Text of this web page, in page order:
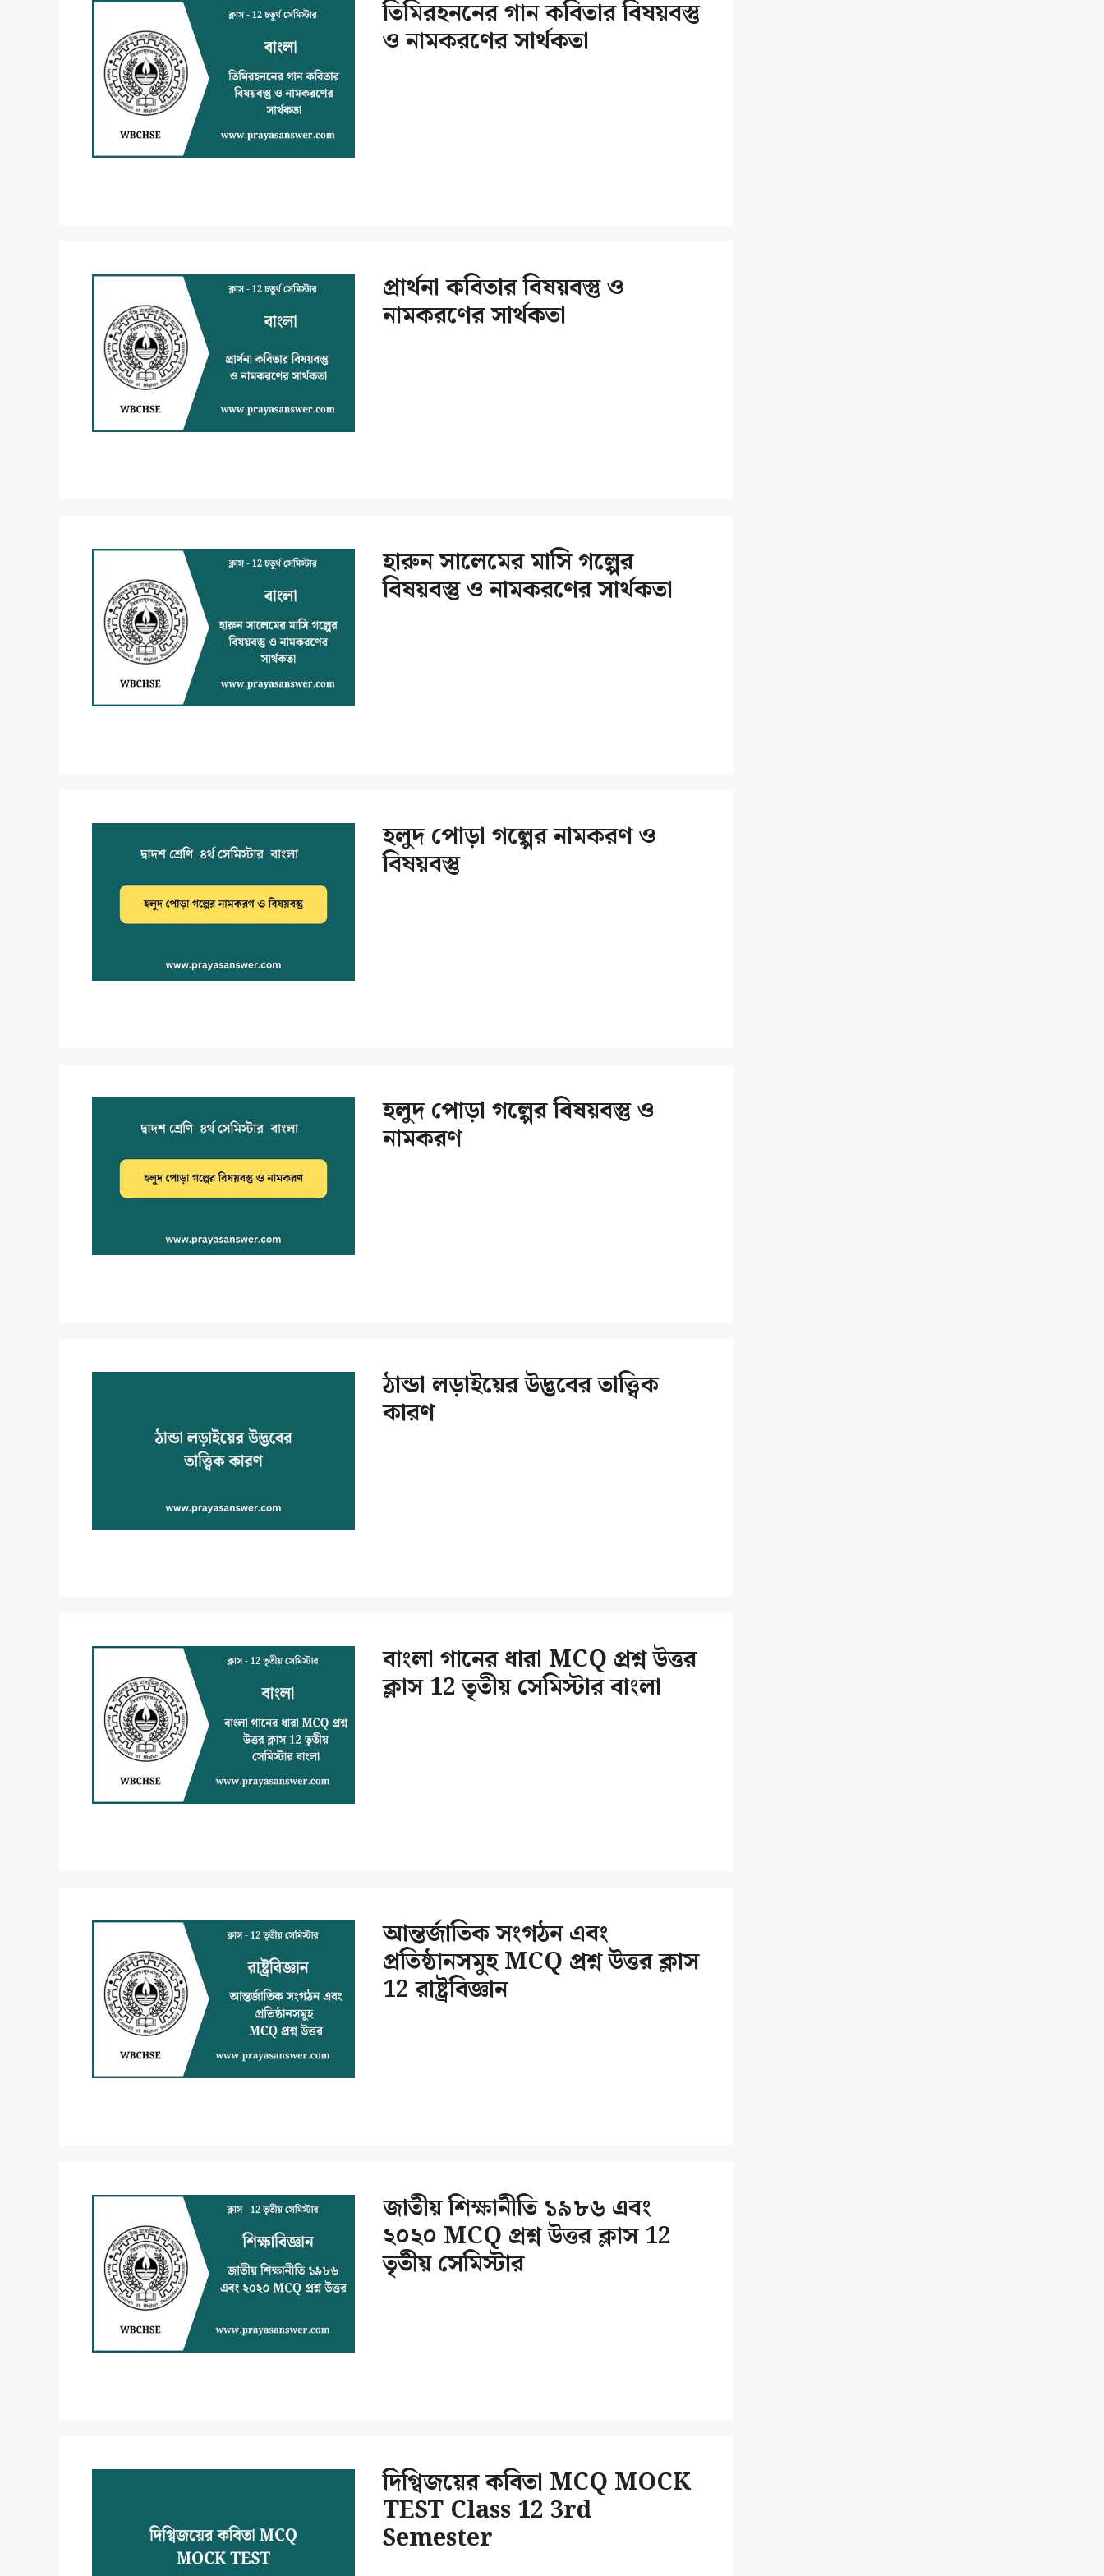
তিমিরহননের গান কবিতার বিষয়বস্তু
ও নামকরণের সার্থকতা
প্রার্থনা কবিতার বিষয়বস্তু ও
নামকরণের সার্থকতা
হারুন সালেমের মাসি গল্পের
বিষয়বস্তু ও নামকরণের সার্থকতা
হলুদ পোড়া গল্পের নামকরণ ও
বিষয়বস্তু
হলুদ পোড়া গল্পের বিষয়বস্তু ও
নামকরণ
ঠান্ডা লড়াইয়ের উদ্ভবের তাত্ত্বিক
কারণ
বাংলা গানের ধারা MCQ প্রশ্ন উত্তর
ক্লাস 12 তৃতীয় সেমিস্টার বাংলা
আন্তর্জাতিক সংগঠন এবং
প্রতিষ্ঠানসমুহ MCQ প্রশ্ন উত্তর ক্লাস
12 রাষ্ট্রবিজ্ঞান
জাতীয় শিক্ষানীতি ১৯৮৬ এবং
২০২০ MCQ প্রশ্ন উত্তর ক্লাস 12
তৃতীয় সেমিস্টার
দিগ্বিজয়ের কবিতা MCQ MOCK
TEST Class 12 3rd
Semester